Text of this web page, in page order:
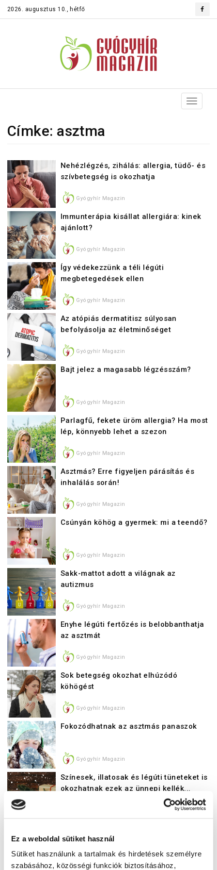
Ez a weboldal sütiket használ
Sütiket használunk a tartalmak és hirdetések személyre
szabásához, közösségi funkciók biztosításához,
2026. augusztus 10., hétfő
Toggle
Címke: asztma
Nehézlégzés, zihálás: allergia, tüdő- és
szívbetegség is okozhatja
Gyógyhír Magazin
Immunterápia kisállat allergiára: kinek
ajánlott?
Gyógyhír Magazin
Így védekezzünk a téli légúti
megbetegedések ellen
Gyógyhír Magazin
Az atópiás dermatitisz súlyosan
befolyásolja az életminőséget
Gyógyhír Magazin
Bajt jelez a magasabb légzésszám?
Gyógyhír Magazin
Parlagfű, fekete üröm allergia? Ha most
lép, könnyebb lehet a szezon
Gyógyhír Magazin
Asztmás? Erre figyeljen párásítás és
inhalálás során!
Gyógyhír Magazin
Csúnyán köhög a gyermek: mi a teendő?
Gyógyhír Magazin
Sakk-mattot adott a világnak az
autizmus
Gyógyhír Magazin
Enyhe légúti fertőzés is belobbanthatja
az asztmát
Gyógyhír Magazin
Sok betegség okozhat elhúzódó
köhögést
Gyógyhír Magazin
Fokozódhatnak az asztmás panaszok
Gyógyhír Magazin
Színesek, illatosak és légúti tüneteket is
okozhatnak ezek az ünnepi kellék...
asztma rohamoldó szereket?